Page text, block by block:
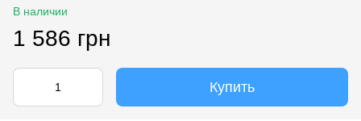
В наличии
1 586 грн
Купить